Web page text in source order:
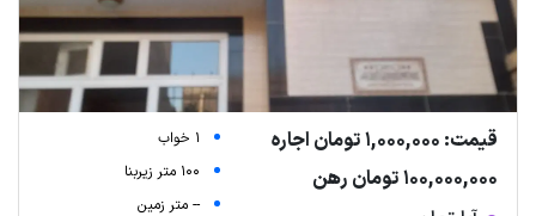
قیمت: 1,000,000 تومان اجاره
100,000,000 تومان رهن
1 خواب
100 متر زیربنا
-- متر زمین